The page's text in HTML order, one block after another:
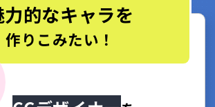
力的なキャラを
作りこみたい！